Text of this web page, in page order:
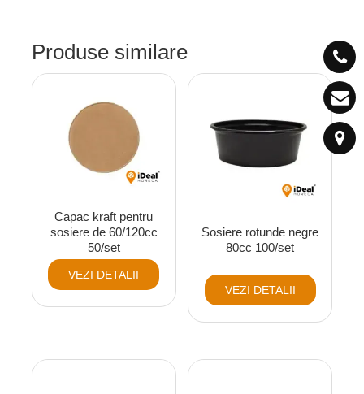
Produse similare
Capac kraft pentru
sosiere de 60/120cc
50/set
VEZI DETALII
Sosiere rotunde negre
80cc 100/set
VEZI DETALII